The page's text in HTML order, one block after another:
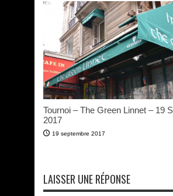
Tournoi – The Green Linnet – 19
2017
19 septembre 2017
LAISSER UNE RÉPONSE